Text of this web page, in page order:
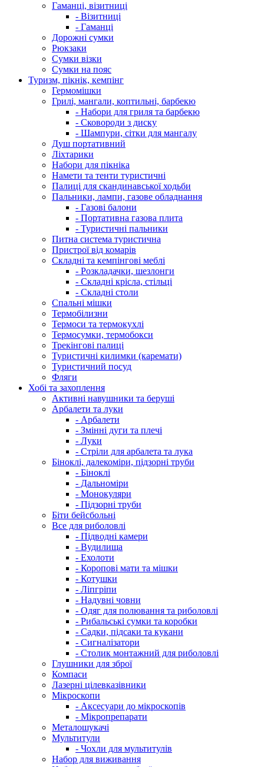
Гаманці, візитниці
- Візитниці
- Гаманці
Дорожні сумки
Рюкзаки
Сумки візки
Сумки на пояс
Туризм, пікнік, кемпінг
Гермомішки
Грилі, мангали, коптильні, барбекю
- Набори для гриля та барбекю
- Сковороди з диску
- Шампури, сітки для мангалу
Душ портативний
Ліхтарики
Набори для пікніка
Намети та тенти туристичні
Палиці для скандинавської ходьби
Пальники, лампи, газове обладнання
- Газові балони
- Портативна газова плита
- Туристичні пальники
Питна система туристична
Пристрої від комарів
Складні та кемпінгові меблі
- Розкладачки, шезлонги
- Складні крісла, стільці
- Складні столи
Спальні мішки
Термобілизни
Термоси та термокухлі
Термосумки, термобокси
Трекінгові палиці
Туристичні килимки (каремати)
Туристичний посуд
Фляги
Хобі та захоплення
Активні навушники та беруші
Арбалети та луки
- Арбалети
- Змінні дуги та плечі
- Луки
- Стріли для арбалета та лука
Біноклі, далекоміри, підзорні труби
- Біноклі
- Дальноміри
- Монокуляри
- Підзорні труби
Біти бейсбольні
Все для риболовлі
- Підводні камери
- Вудилища
- Ехолоти
- Коропові мати та мішки
- Котушки
- Ліпгріпи
- Надувні човни
- Одяг для полювання та риболовлі
- Рибальські сумки та коробки
- Садки, підсаки та кукани
- Сигналізатори
- Столик монтажний для риболовлі
Глушники для зброї
Компаси
Лазерні цілевказівники
Мікроскопи
- Аксесуари до мікроскопів
- Мікропрепарати
Металошукачі
Мультитули
- Чохли для мультитулів
Набор для виживання